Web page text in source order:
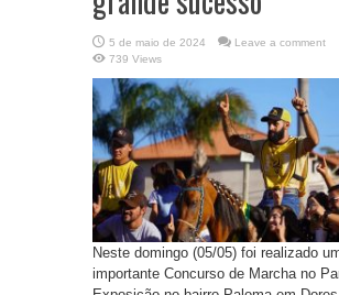
5 de maio de 2024
Leave a comment
739 Views
Neste domingo (05/05) foi realizado
importante Concurso de Marcha no